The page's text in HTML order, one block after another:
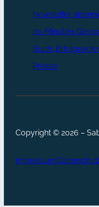
Newsletter
20-Minuten-
Buch „Erfolgreich
Presse
Copyright © 2026 –
Impressum